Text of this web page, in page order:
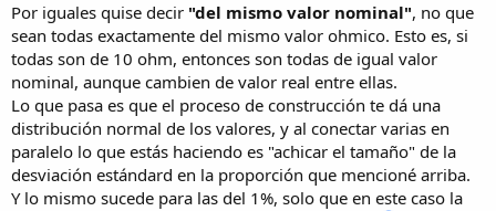
Por iguales quise decir "del mismo valor nominal", no que
sean todas exactamente del mismo valor ohmico. Esto es, si
todas son de 10 ohm, entonces son todas de igual valor
nominal, aunque cambien de valor real entre ellas.
Lo que pasa es que el proceso de construcción te dá una
distribución normal de los valores, y al conectar varias en
paralelo lo que estás haciendo es "achicar el tamaño" de la
desviación estándard en la proporción que mencioné arriba.
Y lo mismo sucede para las del 1%, solo que en este caso la